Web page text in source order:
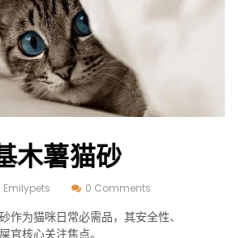
木薯猫砂
Emilypets 0 Comments
作为猫咪日常必需品，其安全性、
官核心关注焦点。